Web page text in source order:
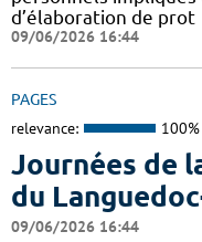
d’élaboration de prot
09/06/2026 16:44
PAGES
relevance: 100%
Journées de
du
09/06/2026 16:44